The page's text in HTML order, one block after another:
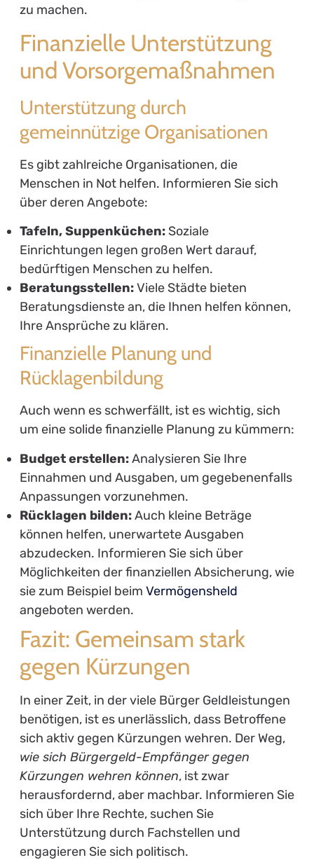
zu machen.
Finanzielle Unterstützung
und Vorsorgemaßnahmen
Unterstützung durch
gemeinnützige Organisationen
Es gibt zahlreiche Organisationen, die
Menschen in Not helfen. Informieren Sie sich
über deren Angebote:
Tafeln, Suppenküchen:Soziale
Einrichtungen legen großen Wert darauf,
bedürftigen Menschen zu helfen.
Beratungsstellen:Viele Städte bieten
Beratungsdienste an, die Ihnen helfen können,
Ihre Ansprüche zu klären.
Finanzielle Planung und
Rücklagenbildung
Auch wenn es schwerfällt, ist es wichtig, sich
um eine solide finanzielle Planung zu kümmern:
Budget erstellen:Analysieren Sie Ihre
Einnahmen und Ausgaben, um gegebenenfalls
Anpassungen vorzunehmen.
Rücklagen bilden:Auch kleine Beträge
können helfen, unerwartete Ausgaben
abzudecken. Informieren Sie sich über
Möglichkeiten der finanziellen Absicherung, wie
sie zum Beispiel beim Vermögensheld
angeboten werden.
Fazit: Gemeinsam stark
gegen Kürzungen
In einer Zeit, in der viele Bürger Geldleistungen
benötigen, ist es unerlässlich, dass Betroffene
sich aktiv gegen Kürzungen wehren. Der Weg,
wie sich Bürgergeld-Empfänger gegen
Kürzungen wehren können, ist zwar
herausfordernd, aber machbar. Informieren Sie
sich über Ihre Rechte, suchen Sie
Unterstützung durch Fachstellen und
engagieren Sie sich politisch.